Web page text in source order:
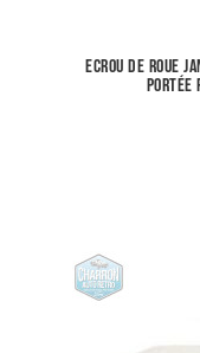
Ecrou de roue
Portée